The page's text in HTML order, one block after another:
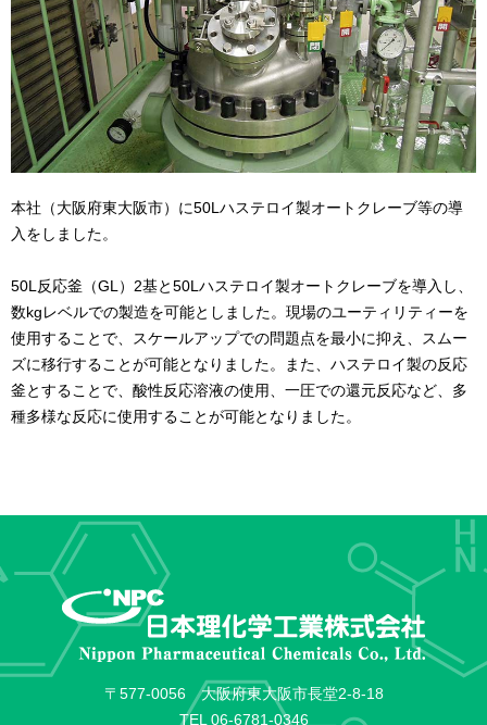
本社（大阪府東大阪市）に50Lハステロイ製オートクレーブ等の導
入をしました。
50L反応釜（GL）2基と50Lハステロイ製オートクレーブを導入し、
数kgレベルでの製造を可能としました。現場のユーティリティーを
使用することで、スケールアップでの問題点を最小に抑え、スムー
ズに移行することが可能となりました。また、ハステロイ製の反応
釜とすることで、酸性反応溶液の使用、一圧での還元反応など、多
種多様な反応に使用することが可能となりました。
〒577-0056 大阪府東大阪市長堂2-8-18
TEL06-6781-0346